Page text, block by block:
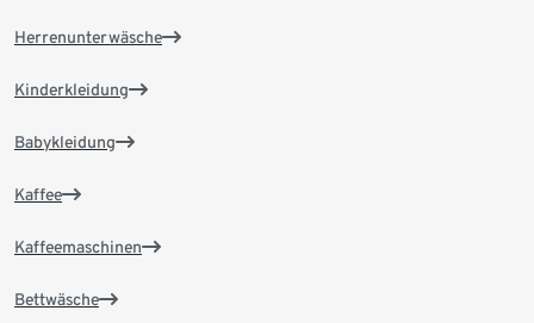
Herrenunterwäsche
Kinderkleidung
Babykleidung
Kaffee
Kaffeemaschinen
Bettwäsche